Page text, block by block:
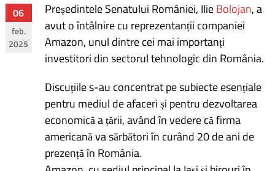
06
feb.
2025
Președintele Senatului României, IlieBolojan, a
avut o întâlnire cu reprezentanții companiei
Amazon, unul dintre cei mai importanți
investitori din sectorul tehnologic din România.
Discuțiile s-au concentrat pe subiecte esențiale
pentru mediul de afaceri și pentru dezvoltarea
economică a țării, având în vedere că firma
americană va sărbători în curând 20 de ani de
prezență în România.
Navigare
în
articole